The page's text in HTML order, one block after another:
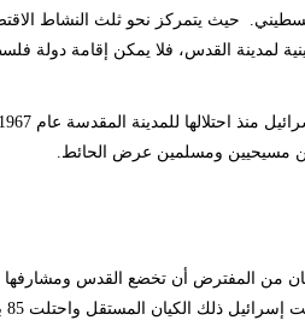
حيث يتمركز نحو ثلث النشاط
لمدينة القدس، فلا يمكن إقامة دولة
من مسيحيين ومسلمين عرض الحائط.
المتحدة عام 1947 بتقسيم فلسطين، كان من المفترض أن تخضع